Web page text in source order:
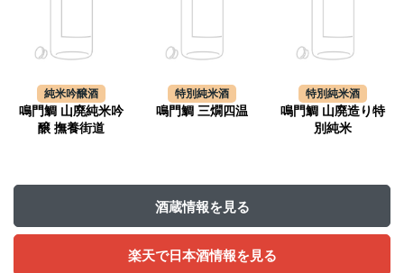
純米吟醸酒
鳴門鯛 山廃純米吟
醸 撫養街道
特別純米酒
鳴門鯛 三燗四温
特別純米酒
鳴門鯛 山廃造り特
別純米
酒蔵情報を見る
楽天で日本酒情報を見る